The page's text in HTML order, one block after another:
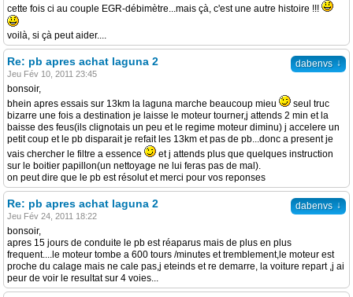
cette fois ci au couple EGR-débimètre...mais çà, c'est une autre histoire !!!
voilà, si çà peut aider....
dabenvs ↓
Re: pb apres achat laguna 2
Jeu Fév 10, 2011 23:45
bonsoir,
bhein apres essais sur 13km la laguna marche beaucoup mieu
seul truc
bizarre une fois a destination je laisse le moteur tourner,j attends 2 min et la
baisse des feus(ils clignotais un peu et le regime moteur diminu) j accelere un
petit coup et le pb disparait je refait les 13km et pas de pb...donc a present je
vais chercher le filtre a essence
et j attends plus que quelques instruction
sur le boitier papillon(un nettoyage ne lui feras pas de mal).
on peut dire que le pb est résolut et merci pour vos reponses
dabenvs ↓
Re: pb apres achat laguna 2
Jeu Fév 24, 2011 18:22
bonsoir,
apres 15 jours de conduite le pb est réaparus mais de plus en plus
frequent....le moteur tombe a 600 tours /minutes et tremblement,le moteur est
proche du calage mais ne cale pas,j eteinds et re demarre, la voiture repart ,j ai
peur de voir le resultat sur 4 voies...